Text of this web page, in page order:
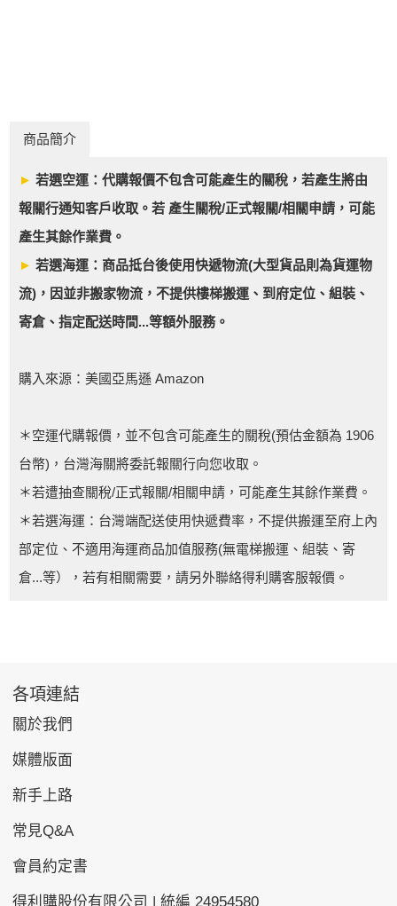
商品簡介
►若選空運：代購報價不包含可能產生的關稅，若產生將由
報關行通知客戶收取。若 產生關稅/正式報關/相關申請，可能
產生其餘作業費。
►若選海運：商品抵台後使用快遞物流(大型貨品則為貨運物
流)，因並非搬家物流，不提供樓梯搬運、到府定位、組裝、
寄倉、指定配送時間...等額外服務。
購入來源：美國亞馬遜 Amazon
＊空運代購報價，並不包含可能產生的關稅(預估金額為 1906
台幣)，台灣海關將委託報關行向您收取。
＊若遭抽查關稅/正式報關/相關申請，可能產生其餘作業費。
＊若選海運：台灣端配送使用快遞費率，不提供搬運至府上內
部定位、不適用海運商品加值服務(無電梯搬運、組裝、寄
倉...等），若有相關需要，請另外聯絡得利購客服報價。
各項連結
關於我們
媒體版面
新手上路
常見Q&A
會員約定書
得利購股份有限公司 | 統編 24954580